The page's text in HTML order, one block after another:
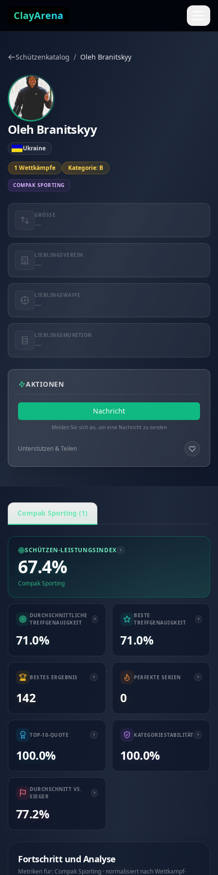
ClayArena
Schützenkatalog / Oleh Branitskyy
Oleh Branitskyy
Ukraine
1 Wettkämpfe Kategorie: B
COMPAK SPORTING
GRÖSSE
—
LIEBLINGSVEREIN
—
LIEBLINGSWAFFE
—
LIEBLINGSMUNITION
—
AKTIONEN
Nachricht
Melden Sie sich an, um eine Nachricht zu senden
Unterstützen & Teilen
Compak Sporting (1)
SCHÜTZEN-LEISTUNGSINDEX
67.4%
Compak Sporting
DURCHSCHNITTLICHE
TREFFGENAUIGKEIT
71.0%
BESTE
TREFFGENAUIGKEIT
71.0%
BESTES ERGEBNIS
142
PERFEKTE SERIEN
0
TOP-10-QUOTE
100.0%
KATEGORIESTABILITÄT
100.0%
DURCHSCHNITT VS.
SIEGER
77.2%
Fortschritt und Analyse
Metriken für: Compak Sporting · normalisiert nach Wettkampf-